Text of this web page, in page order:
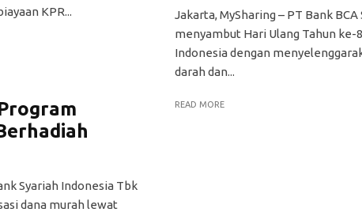
KPR...
Syariah Indonesia Tbk
dana murah lewat
Jakarta, MySharing – PT Bank BCA
menyambut Hari Ulang Tahun ke-
Indonesia dengan
darah dan...
READ MORE